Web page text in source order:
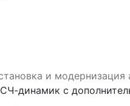
и модернизация
динамик с